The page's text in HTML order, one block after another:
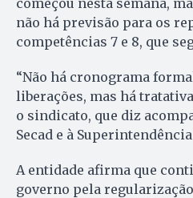
não há previsão para os
competências 7 e 8, que
“Não há cronograma
liberações, mas há
o sindicato, que diz
Secad e à
A entidade afirma que
governo pela